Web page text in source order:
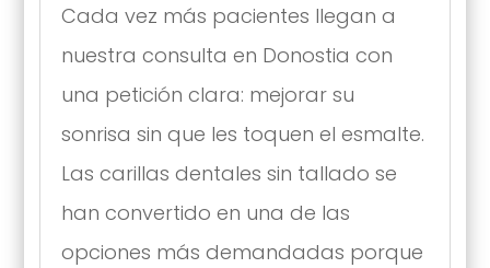
Cada vez más pacientes llegan a
nuestra consulta en Donostia con
una petición clara: mejorar su
sonrisa sin que les toquen el esmalte.
Las carillas dentales sin tallado se
han convertido en una de las
opciones más demandadas porque